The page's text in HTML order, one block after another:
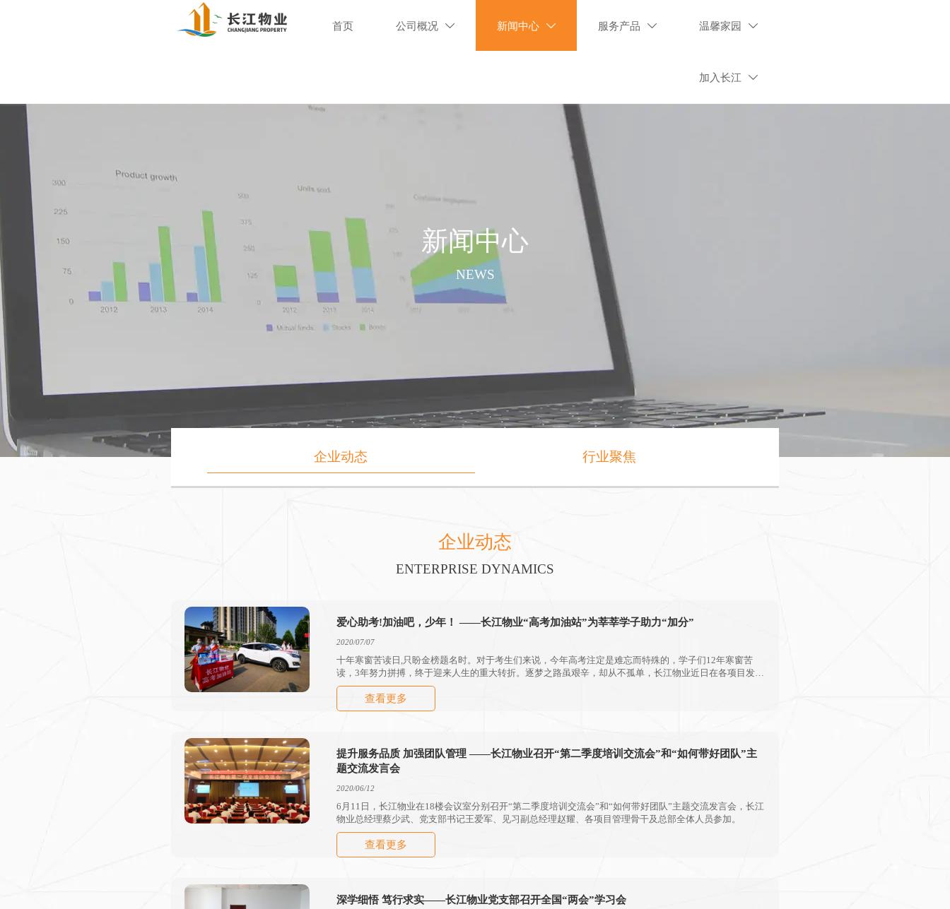
首页 公司概况  新闻中心  服务产品  温馨家园 
加入长江 
新闻中心
NEWS
企业动态 行业聚焦
企业动态
ENTERPRISE DYNAMICS
爱心助考!加油吧，少年！ ——长江物业“高考加油站”为莘莘学子助力“加分”
2020/07/07
十年寒窗苦读日,只盼金榜题名时。对于考生们来说，今年高考注定是难忘而特殊的，学子们12年寒窗苦
读，3年努力拼搏，终于迎来人生的重大转折。逐梦之路虽艰辛，却从不孤单，长江物业近日在各项目发
起“高考加油站”助考活动，暖心陪伴，为高考学子梦想之旅保驾护航。
查看更多
提升服务品质 加强团队管理 ——长江物业召开“第二季度培训交流会”和“如何带好团队”主
题交流发言会
2020/06/12
6月11日，长江物业在18楼会议室分别召开“第二季度培训交流会”和“如何带好团队”主题交流发言会，长江
物业总经理蔡少武、党支部书记王爱军、见习副总经理赵耀、各项目管理骨干及总部全体人员参加。
查看更多
深学细悟 笃行求实——长江物业党支部召开全国“两会”学习会